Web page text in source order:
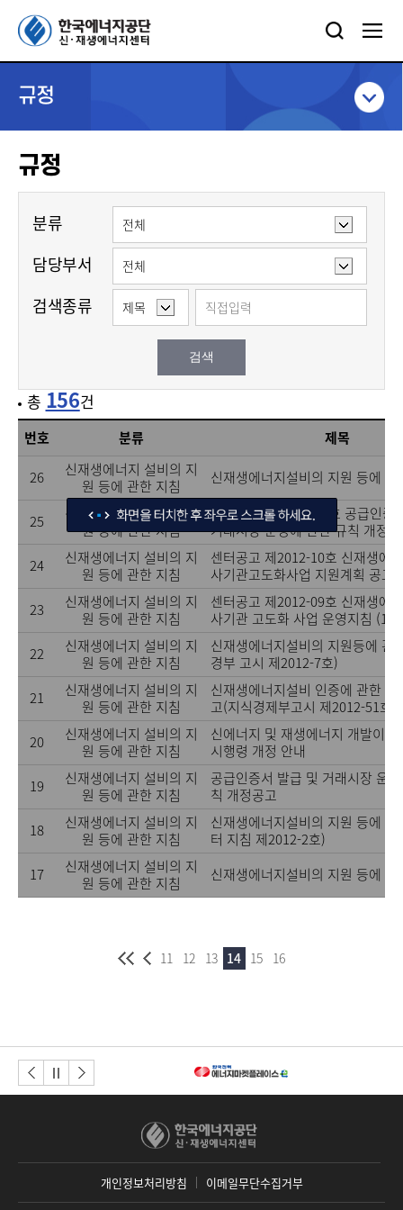
규정
규정
분류
담당부서
검색종류
검색
총 156건
번호 분류
제목
26
신재생에너지 설비의 지
원 등에 관한 지침
신재생에너지설비의 지원 등에 관
25
신재생에너지 설비의 지
원 등에 관한 지침
센터 공고 제2012-11호 공급인증
거래시장 운영에 관한 규칙 개정
24
신재생에너지 설비의 지
원 등에 관한 지침
센터공고 제2012-10호 신재생에
사기관고도화사업 지원계획 공고
23
신재생에너지 설비의 지
원 등에 관한 지침
센터공고 제2012-09호 신재생에
사기관 고도화 사업 운영지침
22
신재생에너지 설비의 지
원 등에 관한 지침
신재생에너지설비의 지원등에 관
경부 고시 제2012-7호)
21
신재생에너지 설비의 지
원 등에 관한 지침
신재생에너지설비 인증에 관한 규
고(지식경제부고시 제2012-51호)
20
신재생에너지 설비의 지
원 등에 관한 지침
신에너지 및 재생에너지 개발이용
시행령 개정 안내
19
신재생에너지 설비의 지
원 등에 관한 지침
공급인증서 발급 및 거래시장 운
칙 개정공고
18
신재생에너지 설비의 지
원 등에 관한 지침
신재생에너지설비의 지원 등에 관
터 지침 제2012-2호)
17
신재생에너지 설비의 지
원 등에 관한 지침
신재생에너지설비의 지원 등에 관
11 12 13 14 15 16
개인정보처리방침 이메일무단수집거부